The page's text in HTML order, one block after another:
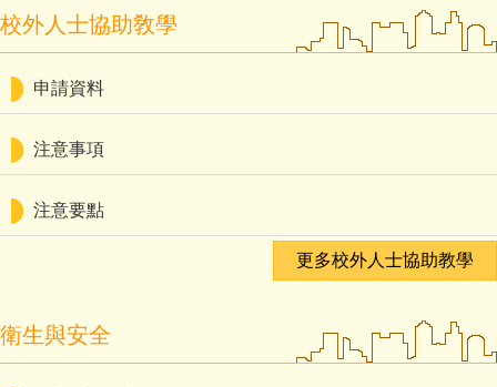
校外人士協助敎學
申請資料
注意事項
注意要點
更多校外人士協助教學
衛生與安全